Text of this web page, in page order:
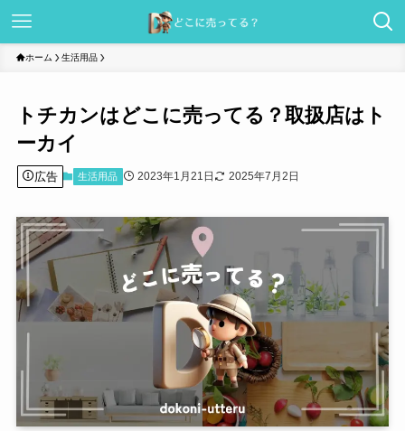
ホーム 生活用品
トチカンはどこに売ってる？取扱店はト
ーカイ
広告 生活用品 2023年1月21日 2025年7月2日